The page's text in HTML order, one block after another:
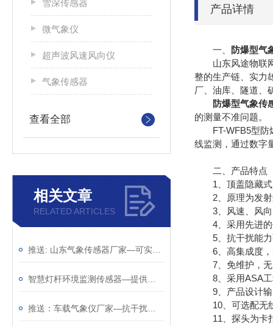
雪深传感器
微气象仪
超声波风速风向仪
气象传感器
查看全部
相关文章
RELATED ARTICLES
产品详情
一、
防爆型气
山东风途物联网
整的生产链、实力
厂、油库、隧道、
防爆型气象传
的测量不准问题。
FT-WFB5型防爆
线监测，通过数字
二、产品特点
1、顶盖隐藏式
2、原理为发射
3、风速、风向
4、采用先进的
5、抗干扰能力
6、高集成度，
7、免维护，无
8、采用ASA工
9、产品设计输
10、可选配无线
11、探头为卡扣